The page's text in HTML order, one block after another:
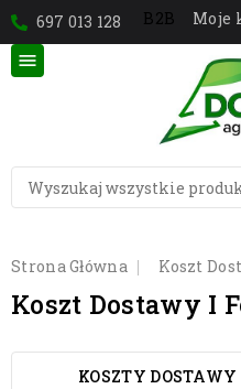
697 013 128 B2B Moje

Strona Główna Koszt
Koszt Dostawy I
KOSZTY